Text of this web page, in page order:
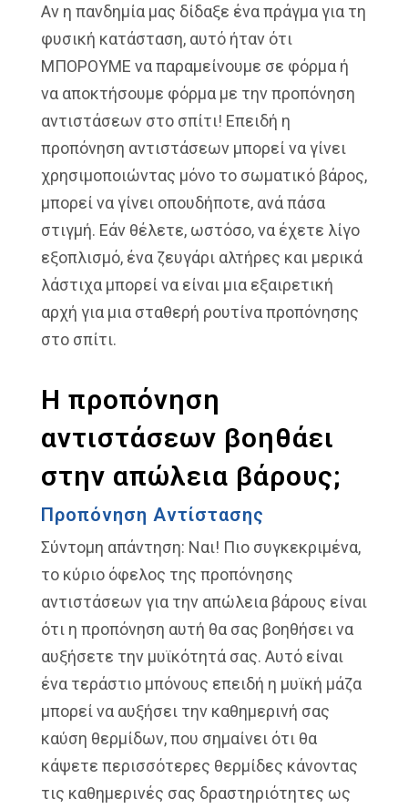
Αν η πανδημία μας δίδαξε ένα πράγμα για τη
φυσική κατάσταση, αυτό ήταν ότι
ΜΠΟΡΟΥΜΕ να παραμείνουμε σε φόρμα ή
να αποκτήσουμε φόρμα με την προπόνηση
αντιστάσεων στο σπίτι! Επειδή η
προπόνηση αντιστάσεων μπορεί να γίνει
χρησιμοποιώντας μόνο το σωματικό βάρος,
μπορεί να γίνει οπουδήποτε, ανά πάσα
στιγμή. Εάν θέλετε, ωστόσο, να έχετε λίγο
εξοπλισμό, ένα ζευγάρι αλτήρες και μερικά
λάστιχα μπορεί να είναι μια εξαιρετική
αρχή για μια σταθερή ρουτίνα προπόνησης
στο σπίτι.
Η προπόνηση
αντιστάσεων βοηθάει
στην απώλεια βάρους;
Προπόνηση Αντίστασης
Σύντομη απάντηση: Ναι! Πιο συγκεκριμένα,
το κύριο όφελος της προπόνησης
αντιστάσεων για την απώλεια βάρους είναι
ότι η προπόνηση αυτή θα σας βοηθήσει να
αυξήσετε την μυϊκότητά σας. Αυτό είναι
ένα τεράστιο μπόνους επειδή η μυϊκή μάζα
μπορεί να αυξήσει την καθημερινή σας
καύση θερμίδων, που σημαίνει ότι θα
κάψετε περισσότερες θερμίδες κάνοντας
τις καθημερινές σας δραστηριότητες ως